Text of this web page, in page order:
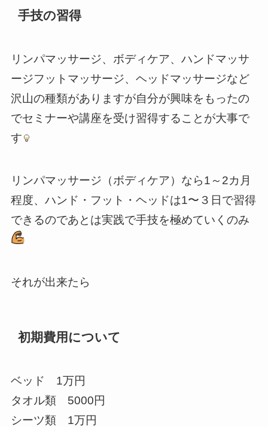
手技の習得
リンパマッサージ、ボディケア、ハンドマッサ
ージフットマッサージ、ヘッドマッサージなど
沢山の種類がありますが自分が興味をもったの
でセミナーや講座を受け習得することが大事で
す
リンパマッサージ（ボディケア）なら1～2カ月
程度、ハンド・フット・ヘッドは1〜３日で習得
できるのであとは実践で手技を極めていくのみ
それが出来たら
初期費用について
ベッド 1万円
タオル類 5000円
シーツ類 1万円